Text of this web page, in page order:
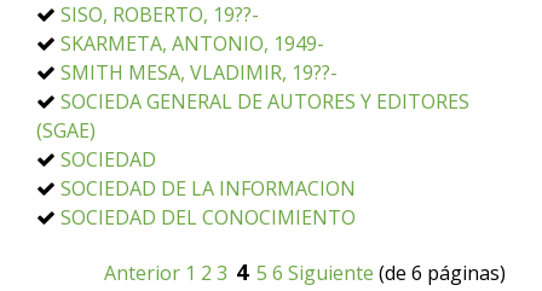
SISO, ROBERTO, 19??-
SKARMETA, ANTONIO, 1949-
SMITH MESA, VLADIMIR, 19??-
SOCIEDA GENERAL DE AUTORES Y EDITORES
(SGAE)
SOCIEDAD
SOCIEDAD DE LA INFORMACION
SOCIEDAD DEL CONOCIMIENTO
Anterior 1 2 3 4 5 6 Siguiente (de 6 páginas)